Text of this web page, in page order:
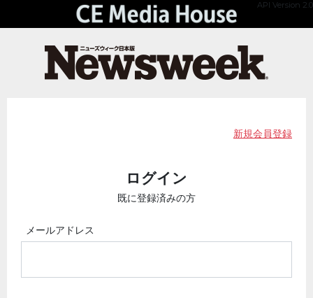
API Version 2.0
新規会員登録
ログイン
既に登録済みの方
メールアドレス